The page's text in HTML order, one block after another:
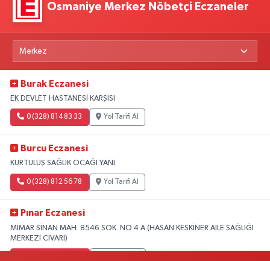
Osmaniye Merkez Nöbetçi Eczaneler
Burak Eczanesi
EK DEVLET HASTANESİ KARŞISI
0 (328) 814 83 33 Yol Tarifi Al
Burcu Eczanesi
KURTULUŞ SAĞLIK OCAĞI YANI
0 (328) 812 56 78 Yol Tarifi Al
Pınar Eczanesi
MİMAR SİNAN MAH. 8546 SOK. NO:4 A (HASAN KESKİNER AİLE SAĞLIĞI
MERKEZİ CİVARI)